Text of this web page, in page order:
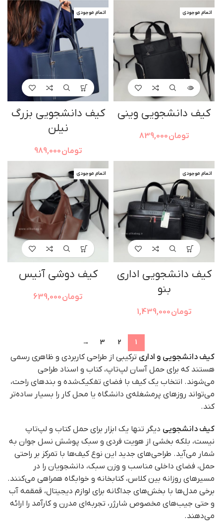
اتمام موجودی
کیف دانشجویی وینی
تومان
اتمام موجودی
کیف دانشجویی بزرگ
نیلن
تومان
اتمام موجودی
کیف دانشجویی اداری
بنو
تومان
اتمام موجودی
کیف دوشی آنیس
تومان
1
2
3
→
کیف‌ دانشجویی و اداری ترکیبی از طراحی کاربردی و ظاهری رسمی
هستند که برای حمل آسان لپ‌تاپ، کتاب و اسناد طراحی
می‌شوند. انتخاب یک کیف با فضای تفکیک‌شده و بندهای راحت،
می‌تواند روزهای پرمشغله‌ی دانشگاه یا محل کار را بسیار ساده‌تر
کند.
کیف دانشجویی دیگر تنها یک ابزار برای حمل کتاب و لپ‌تاپ
نیست، بلکه بخشی از هویت فردی و سبک پوشش نسل جوان به
شمار می‌آید. طراحی‌های جدید این نوع کیف‌ها با تمرکز بر راحتی
حمل، فضای داخلی مناسب و وزن سبک، دانشجویان را در
مسیرهای روزانه بین کلاس، کتابخانه و خوابگاه همراهی می‌کنند.
برخی مدل‌ها با بخش‌های جداگانه برای لوازم دیجیتال، قمقمه آب
و حتی جیب‌های مخصوص شارژر، تجربه‌ای مدرن و کارآمد را ارائه
می‌دهند.